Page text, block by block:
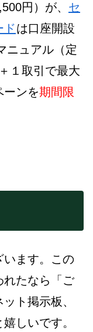
円）が、 セ
ドは口座開設
ニュアル（定
１取引で最大
ーンを期間限
ます。この
れたなら「ご
ト掲示板、
しいです。